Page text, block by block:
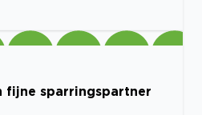
sparringspartner